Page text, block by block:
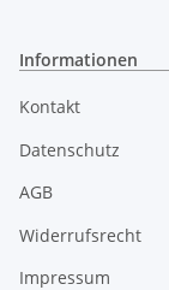
Informationen
Kontakt
Datenschutz
AGB
Widerrufsrecht
Impressum